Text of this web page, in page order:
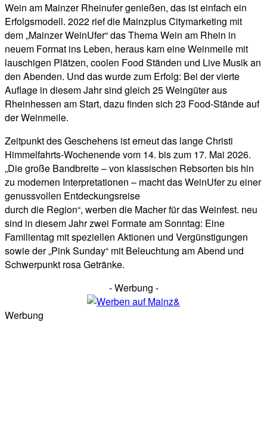
Wein am Mainzer Rheinufer genießen, das ist einfach ein
Erfolgsmodell. 2022 rief die Mainzplus Citymarketing mit
dem „Mainzer WeinUfer“ das Thema Wein am Rhein in
neuem Format ins Leben, heraus kam eine Weinmeile mit
lauschigen Plätzen, coolen Food Ständen und Live Musik an
den Abenden. Und das wurde zum Erfolg: Bei der vierte
Auflage in diesem Jahr sind gleich 25 Weingüter aus
Rheinhessen am Start, dazu finden sich 23 Food-Stände auf
der Weinmeile.
Zeitpunkt des Geschehens ist erneut das lange Christi
Himmelfahrts-Wochenende vom 14. bis zum 17. Mai 2026.
„Die große Bandbreite – von klassischen Rebsorten bis hin
zu modernen Interpretationen – macht das WeinUfer zu einer
genussvollen Entdeckungsreise
durch die Region“, werben die Macher für das Weinfest. neu
sind in diesem Jahr zwei Formate am Sonntag: Eine
Familientag mit speziellen Aktionen und Vergünstigungen
sowie der „Pink Sunday“ mit Beleuchtung am Abend und
Schwerpunkt rosa Getränke.
- Werbung -
Werbung